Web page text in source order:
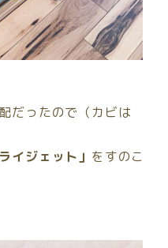
だったので（カビは
ジェット」 をすのこ